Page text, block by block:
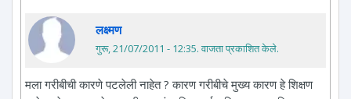
लक्ष्मण
गुरू, 21/07/2011 - 12:35. वाजता प्रकाशित केले.
मला गरीबीची कारणे पटलेली नाहेत ? कारण गरीबीचे मुख्य कारण हे शिक्षण